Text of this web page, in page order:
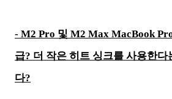
- M2 Pro 및 M2 Max MacBook
급? 더 작은 히트 싱크를 사용한다
다?